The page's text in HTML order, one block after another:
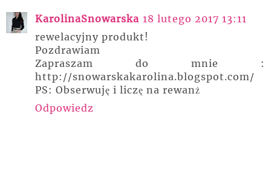
KarolinaSnowarska 18 lutego 2017 13:11
rewelacyjny produkt!
Pozdrawiam
Zapraszam do mnie :
http://snowarskakarolina.blogspot.com/
PS: Obserwuję i liczę na rewanż
Odpowiedz